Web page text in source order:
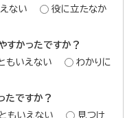
ない
役に立たなか
すかったですか？
もいえない
わかりに
たですか？
もいえない
見つけ